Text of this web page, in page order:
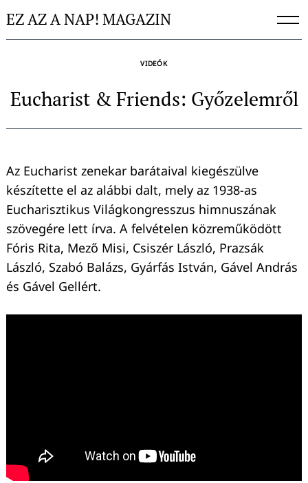
toEZ AZ A NAP! MAGAZIN
VIDEÓK
Eucharist & Friends: Győzelemről
Az Eucharist zenekar barátaival kiegészülve
készítette el az alábbi dalt, mely az 1938-as
Eucharisztikus Világkongresszus himnuszának
szövegére lett írva. A felvételen közreműködött
Fóris Rita, Mező Misi, Csiszér László, Prazsák
László, Szabó Balázs, Gyárfás István, Gável András
és Gável Gellért.